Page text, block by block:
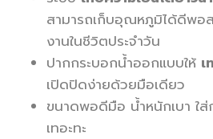
สามารถเก็บอุณหภูมิได้ดีพอ
งานในชีวิตประจำวัน
ปากกระบอกน้ำออกแบบให้
เปิดปิดง่ายด้วยมือเดียว
ขนาดพอดีมือ น้ำหนักเบา ใส่
เทอะทะ